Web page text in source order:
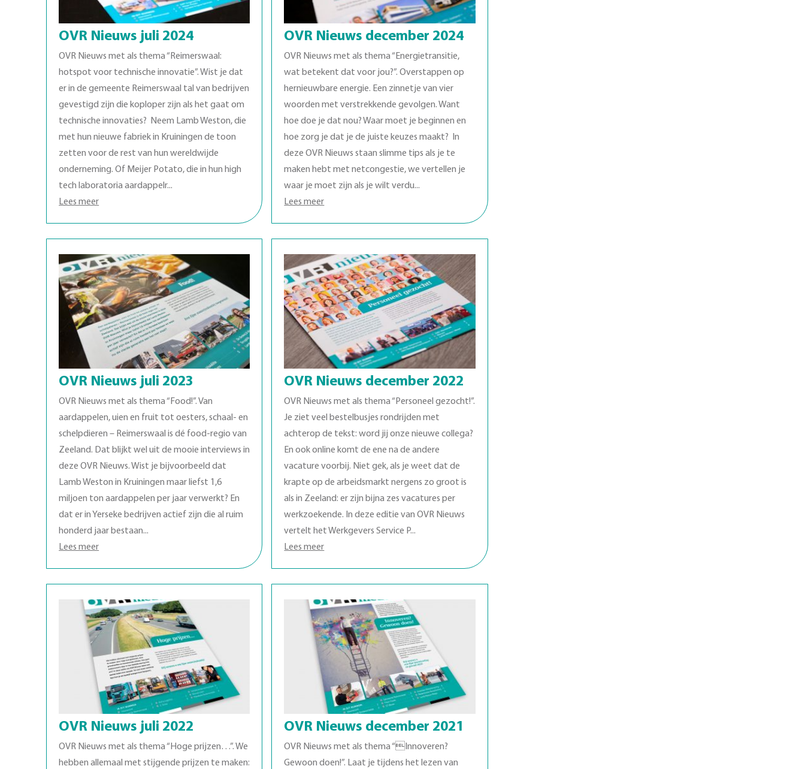
OVR Nieuws juli 2024
OVR Nieuws met als thema “Reimerswaal:
hotspot voor technische innovatie”. Wist je dat
er in de gemeente Reimerswaal tal van bedrijven
gevestigd zijn die koploper zijn als het gaat om
technische innovaties? Neem Lamb Weston, die
met hun nieuwe fabriek in Kruiningen de toon
zetten voor de rest van hun wereldwijde
onderneming. Of Meijer Potato, die in hun high
tech laboratoria aardappelr...
Lees meer
OVR Nieuws december 2024
OVR Nieuws met als thema “Energietransitie,
wat betekent dat voor jou?”. Overstappen op
hernieuwbare energie. Een zinnetje van vier
woorden met verstrekkende gevolgen. Want
hoe doe je dat nou? Waar moet je beginnen en
hoe zorg je dat je de juiste keuzes maakt? In
deze OVR Nieuws staan slimme tips als je te
maken hebt met netcongestie, we vertellen je
waar je moet zijn als je wilt verdu...
Lees meer
OVR Nieuws juli 2023
OVR Nieuws met als thema “Food!”. Van
aardappelen, uien en fruit tot oesters, schaal- en
schelpdieren – Reimerswaal is dé food-regio van
Zeeland. Dat blijkt wel uit de mooie interviews in
deze OVR Nieuws. Wist je bijvoorbeeld dat
Lamb Weston in Kruiningen maar liefst 1,6
miljoen ton aardappelen per jaar verwerkt? En
dat er in Yerseke bedrijven actief zijn die al ruim
honderd jaar bestaan...
Lees meer
OVR Nieuws december 2022
OVR Nieuws met als thema “Personeel gezocht!”.
Je ziet veel bestelbusjes rondrijden met
achterop de tekst: word jij onze nieuwe collega?
En ook online komt de ene na de andere
vacature voorbij. Niet gek, als je weet dat de
krapte op de arbeidsmarkt nergens zo groot is
als in Zeeland: er zijn bijna zes vacatures per
werkzoekende. In deze editie van OVR Nieuws
vertelt het Werkgevers Service P...
Lees meer
OVR Nieuws juli 2022
OVR Nieuws met als thema “Hoge prijzen…”. We
hebben allemaal met stijgende prijzen te maken:
OVR Nieuws december 2021
OVR Nieuws met als thema “Innoveren?
Gewoon doen!”. Laat je tijdens het lezen van